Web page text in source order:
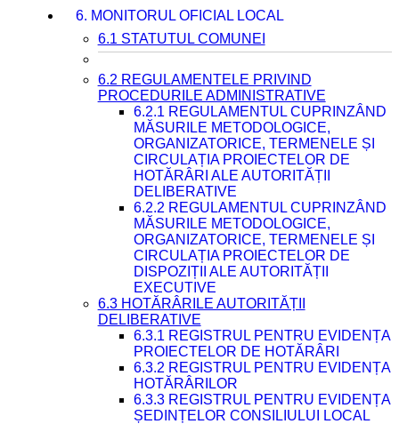
6. MONITORUL OFICIAL LOCAL
6.1 STATUTUL COMUNEI
6.2 REGULAMENTELE PRIVIND
PROCEDURILE ADMINISTRATIVE
6.2.1 REGULAMENTUL CUPRINZÂND
MĂSURILE METODOLOGICE,
ORGANIZATORICE, TERMENELE ȘI
CIRCULAȚIA PROIECTELOR DE
HOTĂRÂRI ALE AUTORITĂȚII
DELIBERATIVE
6.2.2 REGULAMENTUL CUPRINZÂND
MĂSURILE METODOLOGICE,
ORGANIZATORICE, TERMENELE ȘI
CIRCULAȚIA PROIECTELOR DE
DISPOZIȚII ALE AUTORITĂȚII
EXECUTIVE
6.3 HOTĂRÂRILE AUTORITĂȚII
DELIBERATIVE
6.3.1 REGISTRUL PENTRU EVIDENȚA
PROIECTELOR DE HOTĂRÂRI
6.3.2 REGISTRUL PENTRU EVIDENȚA
HOTĂRÂRILOR
6.3.3 REGISTRUL PENTRU EVIDENȚA
ȘEDINȚELOR CONSILIULUI LOCAL